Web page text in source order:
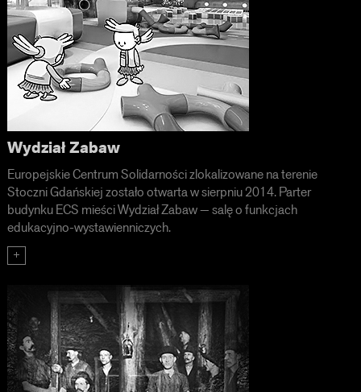
Wydział Zabaw
Europejskie Centrum Solidarności zlokalizowane na terenie
Stoczni Gdańskiej zostało otwarta w sierpniu 2014. Parter
budynku ECS mieści Wydział Zabaw — salę o funkcjach
edukacyjno-wystawienniczych.